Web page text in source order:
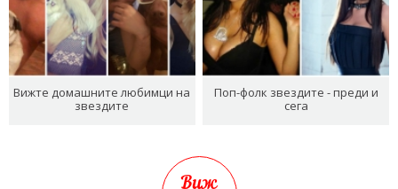
Вижте домашните любимци на
звездите
Поп-фолк звездите - преди и
сега
Виж